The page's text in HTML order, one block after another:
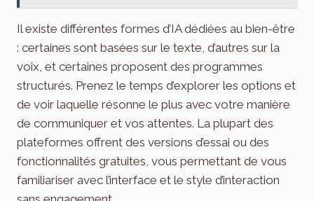
Il existe différentes formes d’IA dédiées au bien-être
: certaines sont basées sur le texte, d’autres sur la
voix, et certaines proposent des programmes
structurés. Prenez le temps d’explorer les options et
de voir laquelle résonne le plus avec votre manière
de communiquer et vos attentes. La plupart des
plateformes offrent des versions d’essai ou des
fonctionnalités gratuites, vous permettant de vous
familiariser avec l’interface et le style d’interaction